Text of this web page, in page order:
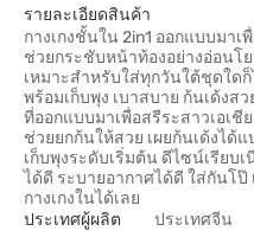
รายละเอียดสินค้า
กางเกงชั้นใน 2in1 ออกแบบมา
ช่วยกระชับหน้าท้องอย่างอ่อนโ
เหมาะสำหรับใส่ทุกวันใต้ชุดใด
พร้อมเก็บพุง เบาสบาย ก้นเด้ง
ที่ออกแบบมาเพื่อสรีระสาวเอเ
ช่วยยกก้นให้สวย เผยก้นเด้งได้
เก็บพุงระดับเริ่มต้น ดีไซน์เรียบ
ได้ดี ระบายอากาศได้ดี ใส่กันโ
กางเกงในได้เลย
ประเทศผู้ผลิต
ประเทศจีน